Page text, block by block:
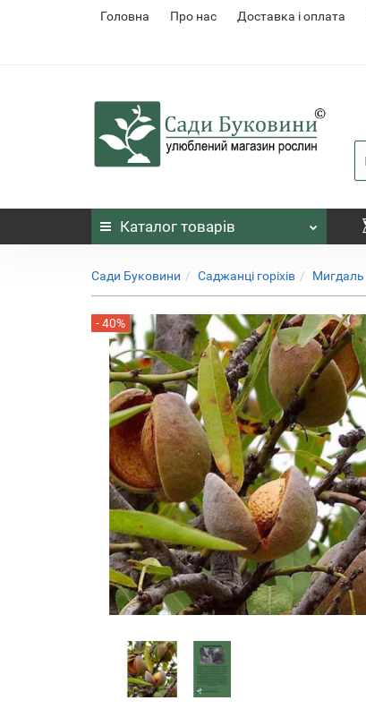
Головна Про нас Доставка і оплата
Каталог товарів
Сади Буковини Саджанці горіхів Мигдаль
- 40%